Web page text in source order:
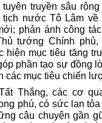
truyền sâu
nước Tô Lâm về
phản ánh công
tướng Chính phủ,
hiện mục tiêu tăng
phần tạo sự đồng
các mục tiêu chiến
Thắng, các cơ
phú, có sức lan
câu chuyện gần